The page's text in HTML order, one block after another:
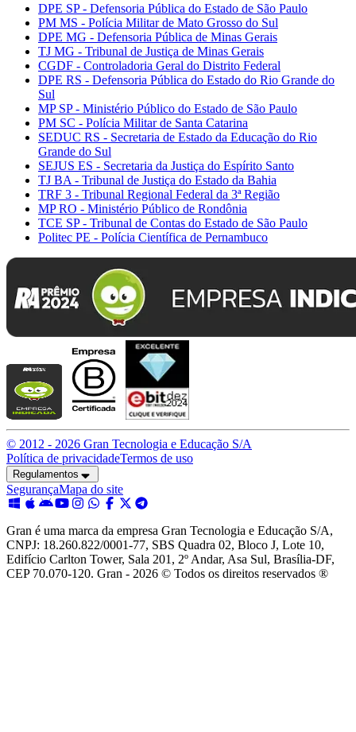
DPE SP - Defensoria Pública do Estado de São Paulo
PM MS - Polícia Militar de Mato Grosso do Sul
DPE MG - Defensoria Pública de Minas Gerais
TJ MG - Tribunal de Justiça de Minas Gerais
CGDF - Controladoria Geral do Distrito Federal
DPE RS - Defensoria Pública do Estado do Rio Grande do
Sul
MP SP - Ministério Público do Estado de São Paulo
PM SC - Polícia Militar de Santa Catarina
SEDUC RS - Secretaria de Estado da Educação do Rio
Grande do Sul
SEJUS ES - Secretaria da Justiça do Espírito Santo
TJ BA - Tribunal de Justiça do Estado da Bahia
TRF 3 - Tribunal Regional Federal da 3ª Região
MP RO - Ministério Público de Rondônia
TCE SP - Tribunal de Contas do Estado de São Paulo
Politec PE - Polícia Científica de Pernambuco
© 2012 - 2026 Gran Tecnologia e Educação S/A
Política de privacidadeTermos de uso
Regulamentos
SegurançaMapa do site
Gran é uma marca da empresa Gran Tecnologia e Educação S/A,
CNPJ: 18.260.822/0001-77, SBS Quadra 02, Bloco J, Lote 10,
Edifício Carlton Tower, Sala 201, 2º Andar, Asa Sul, Brasília-DF,
CEP 70.070-120. Gran - 2026 © Todos os direitos reservados ®